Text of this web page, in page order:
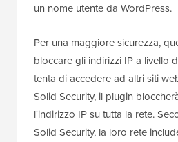
un nome utente da WordPress.
Per una maggiore sicurezza,
bloccare gli indirizzi IP a livello
tenta di accedere ad altri siti
Solid Security, il plugin
l'indirizzo IP su tutta la rete.
Solid Security, la loro rete